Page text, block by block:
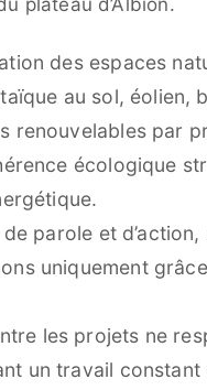
des espaces
au sol, éolien,
renouvelables par
écologique
parole et
uniquement
les projets ne
un travail